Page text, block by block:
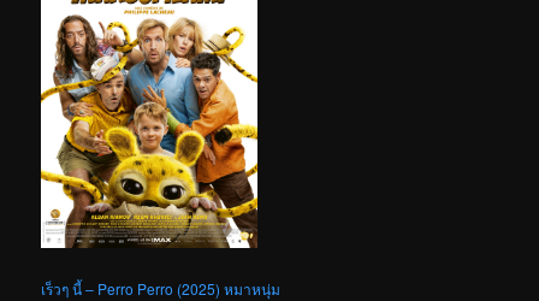
เร็วๆ นี้ – Perro Perro (2025) หมาหนุ่ม